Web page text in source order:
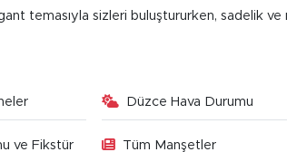
temasıyla sizleri buluştururken, sadelik
Düzce Hava Durumu
ve Fikstür Tüm Manşetler